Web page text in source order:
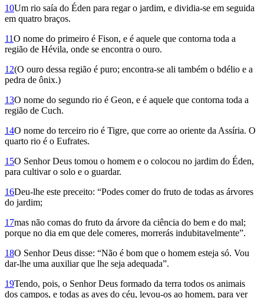
10Um rio saía do Éden para regar o jardim, e dividia-se em seguida
em quatro braços.
11O no­me do primeiro é Fison, e é aquele que contorna toda a
região de Hévila, onde se encontra o ouro.
12(O ouro dessa região é puro; encontra-se ali também o bdélio e a
pedra de ônix.)
13O nome do segundo rio é Geon, e é aquele que contorna toda a
região de Cuch.
14O nome do terceiro rio é Tigre, que corre ao oriente da Assíria. O
quarto rio é o Eufrates.
15O Senhor Deus tomou o homem e o colocou no jardim do Éden,
para cultivar o solo e o guardar.
16Deu-lhe este preceito: “Podes comer do fruto de todas as árvores
do jardim;
17mas não comas do fruto da árvore da ciência do bem e do mal;
porque no dia em que dele comeres, morrerás indubitavelmente”.
18O Senhor Deus disse: “Não é bom que o homem esteja só. Vou
dar-lhe uma auxiliar que lhe seja adequada”.
19Tendo, pois, o Senhor Deus formado da terra todos os animais
dos campos, e todas as aves do céu, levou-os ao homem, para ver